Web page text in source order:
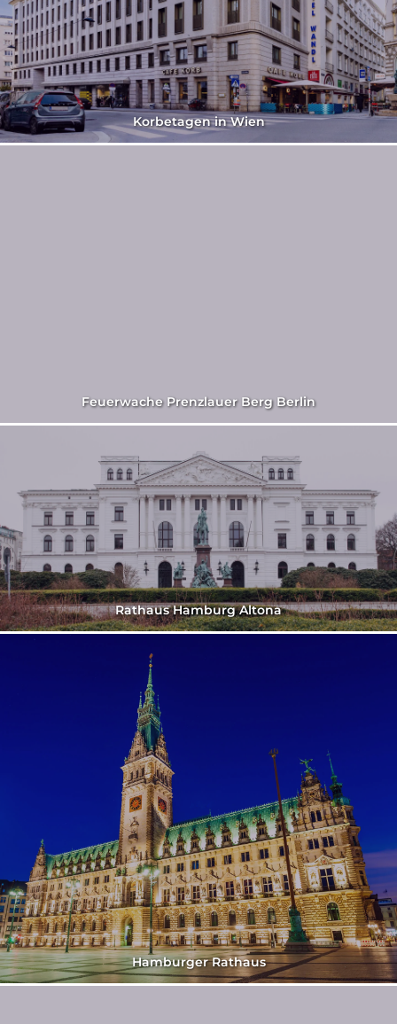
Korbetagen in Wien
Feuerwache Prenzlauer Berg Berlin
Rathaus Hamburg Altona
Hamburger Rathaus